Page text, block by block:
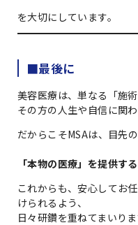
を大切にしています。
■最後に
美容医療は、単なる「施術
その方の人生や自信に関
だからこそMSAは、目先
「本物の医療」を提供す
これからも、安心してお
けられるよう、
日々研鑽を重ねてまいりま